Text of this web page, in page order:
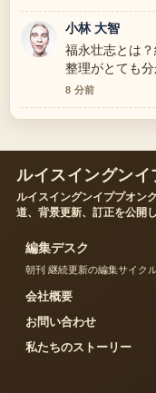
す。
小林 大智
福永壮志とは
整理がとても
やすいです。
8 分前
ルイスイングン
ルイスイングンイププオン
道、背景更新、訂正を公開し
編集デスク
朝刊 継続更新の編集サイク
会社概要
お問い合わせ
私たちのストーリー